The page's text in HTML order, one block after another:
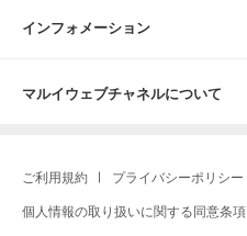
インフォメーション
マルイウェブチャネルについて
ご利用規約 プライバシーポリシー
個人情報の取り扱いに関する同意条項